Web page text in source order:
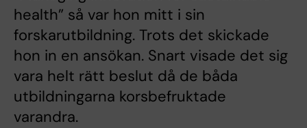
health” så var hon mitt i sin
forskarutbildning. Trots det skickade
hon in en ansökan. Snart visade det sig
vara helt rätt beslut då de båda
utbildningarna korsbefruktade
varandra.